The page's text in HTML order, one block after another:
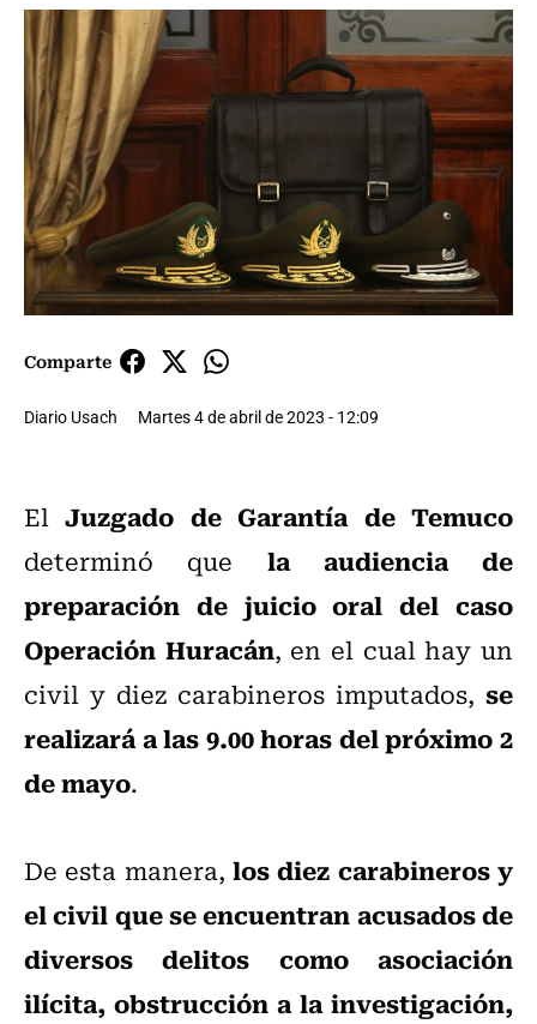
Comparte
Diario Usach Martes 4 de abril de 2023 - 12:09
ElJuzgado de Garantía de Temuco
determinó que la audiencia de
preparación de juicio oral del caso
Operación Huracán, en el cual hay un
civil y diez carabineros imputados, se
realizará a las 9.00 horas del próximo 2
de mayo.
De esta manera, los diez carabineros y
el civil que se encuentran acusados de
diversos delitos como asociación
ilícita, obstrucción a la investigación,